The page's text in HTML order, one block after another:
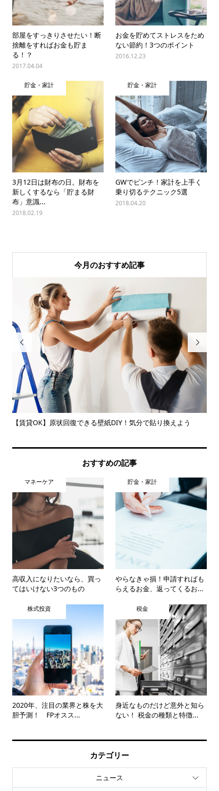
部屋をすっきりさせたい！断
捨離をすればお金も貯ま
る！？
2017.04.04
お金を貯めてストレスをため
ない節約！3つのポイント
2016.12.23
貯金・家計
3月12日は財布の日。財布を
新しくするなら「貯まる財
布」意識...
2018.02.19
貯金・家計
GWでピンチ！家計を上手く
乗り切るテクニック5選
2018.04.20
今月のおすすめ記事

【賃貸OK】原状回復できる壁紙DIY！気分で貼り換えよう

おすすめの記事
マネーケア
高収入になりたいなら、買っ
てはいけない3つのもの
貯金・家計
やらなきゃ損！申請すればも
らえるお金、返ってくるお...
株式投資
2020年、注目の業界と株を大
胆予測！ FPオスス...
税金
身近なものだけど意外と知ら
ない！ 税金の種類と特徴...
カテゴリー
ニュース